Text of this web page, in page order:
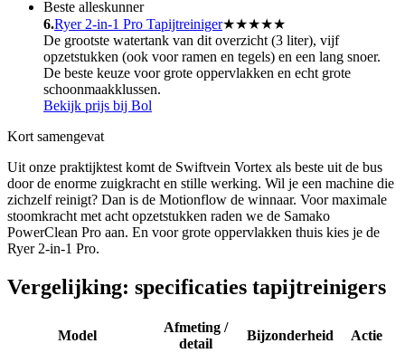
Beste alleskunner
6.Ryer 2-in-1 Pro Tapijtreiniger★★★★★
De grootste watertank van dit overzicht (3 liter), vijf
opzetstukken (ook voor ramen en tegels) en een lang snoer.
De beste keuze voor grote oppervlakken en echt grote
schoonmaakklussen.
Bekijk prijs bij Bol
Kort samengevat
Uit onze praktijktest komt de Swiftvein Vortex als beste uit de bus
door de enorme zuigkracht en stille werking. Wil je een machine die
zichzelf reinigt? Dan is de Motionflow de winnaar. Voor maximale
stoomkracht met acht opzetstukken raden we de Samako
PowerClean Pro aan. En voor grote oppervlakken thuis kies je de
Ryer 2-in-1 Pro.
Vergelijking: specificaties tapijtreinigers
Model
Afmeting /
detail
Bijzonderheid Actie